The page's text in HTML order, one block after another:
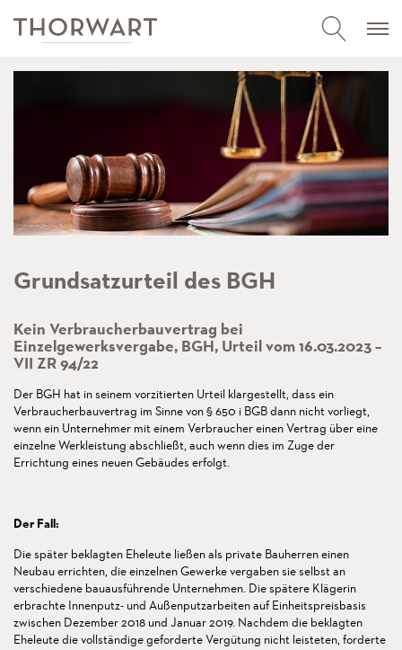
Grundsatzurteil des BGH
Kein Verbraucherbauvertrag bei
Einzelgewerksvergabe, BGH, Urteil vom 16.03.2023 –
VII ZR 94/22
Der BGH hat in seinem vorzitierten Urteil klargestellt, dass ein
Verbraucherbauvertrag im Sinne von § 650 i BGB dann nicht vorliegt,
wenn ein Unternehmer mit einem Verbraucher einen Vertrag über eine
einzelne Werkleistung abschließt, auch wenn dies im Zuge der
Errichtung eines neuen Gebäudes erfolgt.
Der Fall:
Die später beklagten Eheleute ließen als private Bauherren einen
Neubau errichten, die einzelnen Gewerke vergaben sie selbst an
verschiedene bauausführende Unternehmen. Die spätere Klägerin
erbrachte Innenputz- und Außenputzarbeiten auf Einheitspreisbasis
zwischen Dezember 2018 und Januar 2019. Nachdem die beklagten
Eheleute die vollständige geforderte Vergütung nicht leisteten, forderte